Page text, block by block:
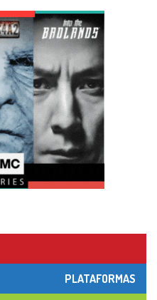
PLATAFORMAS